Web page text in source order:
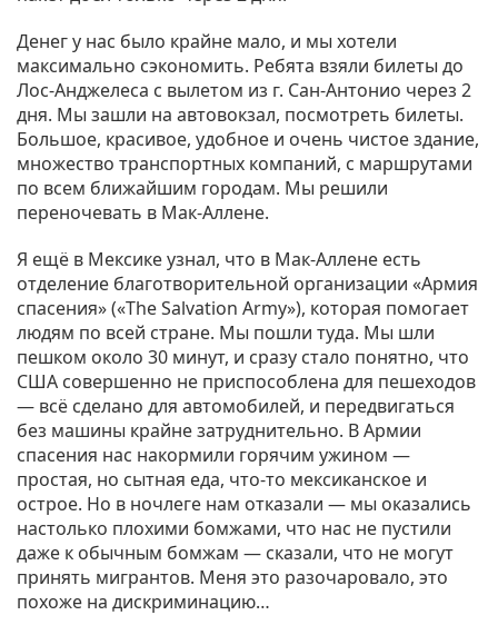
Денег у нас было крайне мало, и мы хотели
максимально сэкономить. Ребята взяли билеты до
Лос-Анджелеса с вылетом из г. Сан-Антонио через 2
дня. Мы зашли на автовокзал, посмотреть билеты.
Большое, красивое, удобное и очень чистое здание,
множество транспортных компаний, с маршрутами
по всем ближайшим городам. Мы решили
переночевать в Мак-Аллене.
Я ещё в Мексике узнал, что в Мак-Аллене есть
отделение благотворительной организации «Армия
спасения» («The Salvation Army»), которая помогает
людям по всей стране. Мы пошли туда. Мы шли
пешком около 30 минут, и сразу стало понятно, что
США совершенно не приспособлена для пешеходов
— всё сделано для автомобилей, и передвигаться
без машины крайне затруднительно. В Армии
спасения нас накормили горячим ужином —
простая, но сытная еда, что-то мексиканское и
острое. Но в ночлеге нам отказали — мы оказались
настолько плохими бомжами, что нас не пустили
даже к обычным бомжам — сказали, что не могут
принять мигрантов. Меня это разочаровало, это
похоже на дискриминацию…